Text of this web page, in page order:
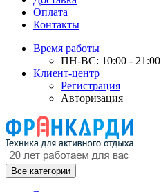
Оплата
Контакты
Время работы
ПН-ВС: 10:00 - 21:00
Клиент-центр
Регистрация
Авторизация
Все категории